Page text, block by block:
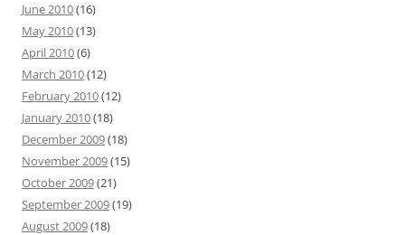
June 2010(16)
May 2010(13)
April 2010(6)
March 2010(12)
February 2010(12)
January 2010(18)
December 2009(18)
November 2009(15)
October 2009(21)
September 2009(19)
August 2009(18)